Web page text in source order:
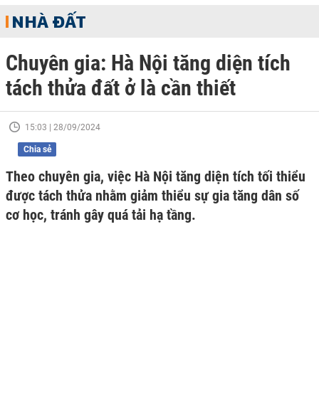
NHÀ ĐẤT
Chuyên gia: Hà Nội tăng diện tích
tách thửa đất ở là cần thiết
15:03 | 28/09/2024
Chia sẻ
Theo chuyên gia, việc Hà Nội tăng diện tích tối thiểu
được tách thửa nhằm giảm thiểu sự gia tăng dân số
cơ học, tránh gây quá tải hạ tầng.